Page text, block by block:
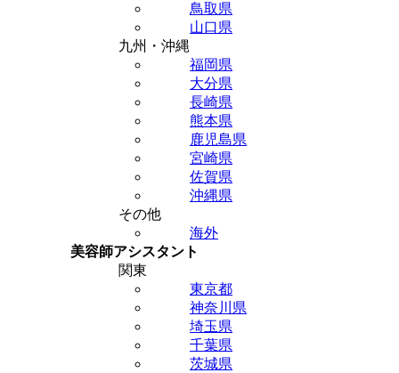
鳥取県
山口県
九州・沖縄
福岡県
大分県
長崎県
熊本県
鹿児島県
宮崎県
佐賀県
沖縄県
その他
海外
美容師アシスタント
関東
東京都
神奈川県
埼玉県
千葉県
茨城県